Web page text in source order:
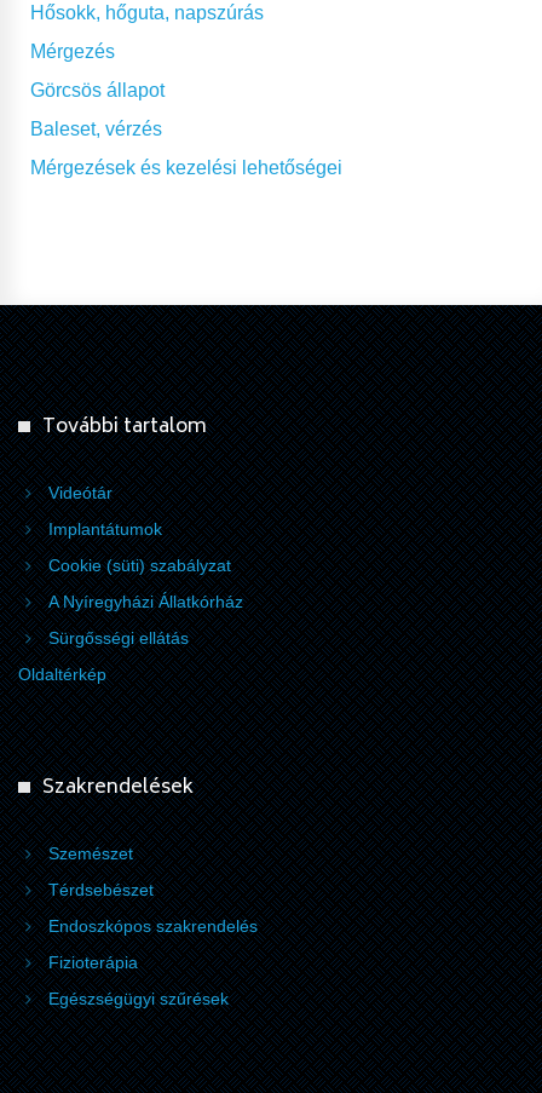
Hősokk, hőguta, napszúrás
Mérgezés
Görcsös állapot
Baleset, vérzés
Mérgezések és kezelési lehetőségei
További tartalom
Videótár
Implantátumok
Cookie (süti) szabályzat
A Nyíregyházi Állatkórház
Sürgősségi ellátás
Oldaltérkép
Szakrendelések
Szemészet
Térdsebészet
Endoszkópos szakrendelés
Fizioterápia
Egészségügyi szűrések